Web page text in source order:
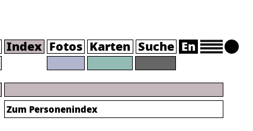
Index Fotos Karten Suche En
Zum Personenindex